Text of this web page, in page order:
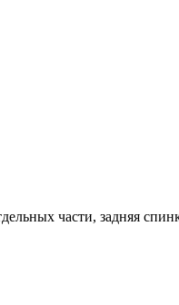
части, задняя